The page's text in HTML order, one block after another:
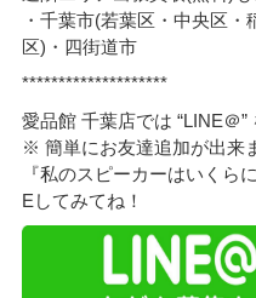
・千葉市(若葉区・中央区
区)・四街道市
********************
愛品館 千葉店では “LINE＠”
※ 簡単にお友達追加が出来
『私のスピーカーはいくら
Eしてみてね！